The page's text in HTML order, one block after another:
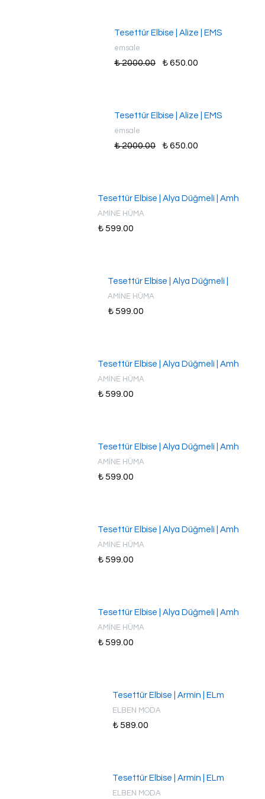
Tesettür Elbise | Alize | EMS
emsale
₺ 2000.00 ₺ 650.00
Tesettür Elbise | Alize | EMS
emsale
₺ 2000.00 ₺ 650.00
Tesettür Elbise | Alya Düğmeli | Amh
AMİNE HÜMA
₺ 599.00
Tesettür Elbise | Alya Düğmeli |
AMİNE HÜMA
₺ 599.00
Tesettür Elbise | Alya Düğmeli | Amh
AMİNE HÜMA
₺ 599.00
Tesettür Elbise | Alya Düğmeli | Amh
AMİNE HÜMA
₺ 599.00
Tesettür Elbise | Alya Düğmeli | Amh
AMİNE HÜMA
₺ 599.00
Tesettür Elbise | Alya Düğmeli | Amh
AMİNE HÜMA
₺ 599.00
Tesettür Elbise | Armin | ELm
ELBEN MODA
₺ 589.00
Tesettür Elbise | Armin | ELm
ELBEN MODA